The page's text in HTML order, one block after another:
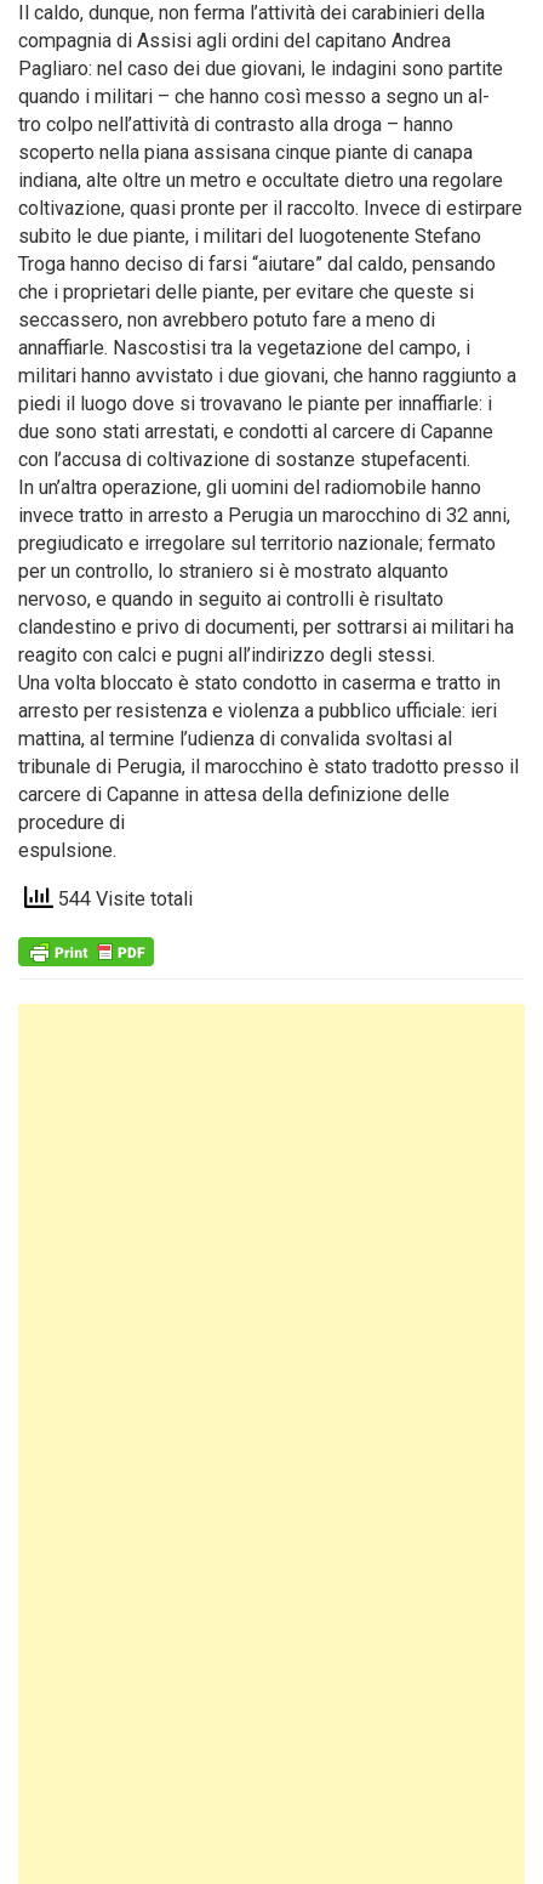
Il caldo, dunque, non ferma l’attività dei carabinieri della
compagnia di Assisi agli ordini del capitano Andrea
Pagliaro: nel caso dei due giovani, le indagini sono partite
quando i militari – che hanno così messo a segno un al-
tro colpo nell’attività di contrasto alla droga – hanno
scoperto nella piana assisana cinque piante di canapa
indiana, alte oltre un metro e occultate dietro una regolare
coltivazione, quasi pronte per il raccolto. Invece di estirpare
subito le due piante, i militari del luogotenente Stefano
Troga hanno deciso di farsi “aiutare” dal caldo, pensando
che i proprietari delle piante, per evitare che queste si
seccassero, non avrebbero potuto fare a meno di
annaffiarle. Nascostisi tra la vegetazione del campo, i
militari hanno avvistato i due giovani, che hanno raggiunto a
piedi il luogo dove si trovavano le piante per innaffiarle: i
due sono stati arrestati, e condotti al carcere di Capanne
con l’accusa di coltivazione di sostanze stupefacenti.
In un’altra operazione, gli uomini del radiomobile hanno
invece tratto in arresto a Perugia un marocchino di 32 anni,
pregiudicato e irregolare sul territorio nazionale; fermato
per un controllo, lo straniero si è mostrato alquanto
nervoso, e quando in seguito ai controlli è risultato
clandestino e privo di documenti, per sottrarsi ai militari ha
reagito con calci e pugni all’indirizzo degli stessi.
Una volta bloccato è stato condotto in caserma e tratto in
arresto per resistenza e violenza a pubblico ufficiale: ieri
mattina, al termine l’udienza di convalida svoltasi al
tribunale di Perugia, il marocchino è stato tradotto presso il
carcere di Capanne in attesa della definizione delle
procedure di
espulsione.
544 Visite totali